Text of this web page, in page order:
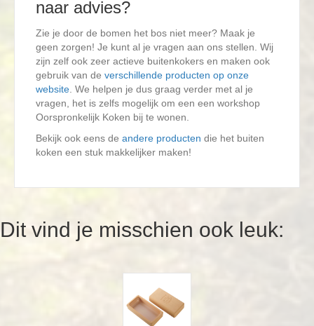
naar advies?
Zie je door de bomen het bos niet meer? Maak je
geen zorgen! Je kunt al je vragen aan ons stellen. Wij
zijn zelf ook zeer actieve buitenkokers en maken ook
gebruik van de verschillende producten op onze
website. We helpen je dus graag verder met al je
vragen, het is zelfs mogelijk om een een workshop
Oorspronkelijk Koken bij te wonen.
Bekijk ook eens de andere producten die het buiten
koken een stuk makkelijker maken!
Dit vind je misschien ook leuk: